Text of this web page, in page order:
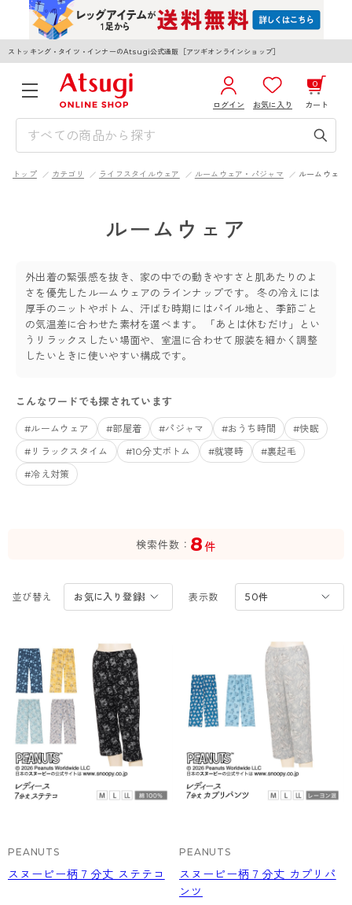
ストッキング・タイツ・インナーのAtsugi公式通販［アツギオンラインショップ］
ログイン お気に入り カート
0
合計 ¥0
3,980円以上のご購入で送料無料
全国一律330円でお届けします（沖縄県以外）
WOMEN MEN KIDS
レッグウェア
ストッキング
- 無地ストッキング
- 柄ストッキング
- 着圧ストッキング
タイツ
- 柄タイツ
- ひざ下丈タイツ
- 着圧タイツ
ソックス・靴下
レギンス・スパッツ
インナーウェア
ブラジャー
- ノンワイヤーブラ
- レギュラーショーツ
- ガードル・補正ショーツ
肌着・インナー
- 長袖（七分袖以上）
- タンクトップ
- カップ付きインナー
ライフスタイルウェア
ボトムス
ルームウェア・パジャマ
- スポーツブラ
- スポーツボトムス
雑貨・小物
レッグウエア
ソックス・靴下
クルー・レギュラー丈ソックス
スニーカー丈・くるぶし丈ソックス
インナーウエア
メンズパンツ
ボクサー
Tバック・ビキニ
ライフスタイルウェア
ボトムス
ルームウェア・パジャマ
レッグウエア
タイツ
ソックス・靴下
クルー・レギュラー丈ソックス
インナーウエア
ブラジャー
ノンワイヤーブラ
レギュラーショーツ
ボクサー
ブランドから探す
AZGI
アスティーグ
hotto comfort
BT
スクールタイム
みんなの、みんなの。
CLINICAL
ハイジュニ
商品選びのお手伝い
私に似合う、ストッキング選び
よくある質問（FAQ）
お支払い方法について
配送方法について
返品・交換について
お問い合わせについて
トップ カテゴリ ライフスタイルウェア ルームウェア・パジャマ ルームウェア
ルームウェア
外出着の緊張感を抜き、家の中での動きやすさと肌あたりのよ
さを優先したルームウェアのラインナップです。 冬の冷えには
厚手のニットやボトム、汗ばむ時期にはパイル地と、季節ごと
の気温差に合わせた素材を選べます。 「あとは休むだけ」とい
うリラックスしたい場面や、室温に合わせて服装を細かく調整
したいときに使いやすい構成です。
こんなワードでも探されています
#ルームウェア #部屋着 #パジャマ #おうち時間
#快眠
#リラックスタイム
#10分丈ボトム #就寝時
#裏起毛
#冷え対策
検索件数 8件
並び替え 表示数
PEANUTS
スヌーピー柄７分丈 ステテコ
PEANUTS
スヌーピー柄７分丈 カプリパ
ンツ